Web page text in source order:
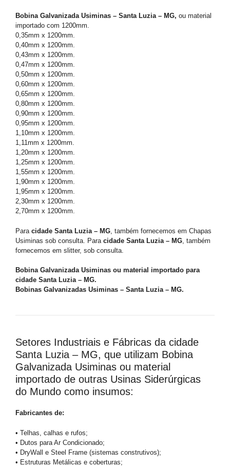
Bobina Galvanizada Usiminas – Santa Luzia – MG, ou material
importado com 1200mm.
0,35mm x 1200mm.
0,40mm x 1200mm.
0,43mm x 1200mm.
0,47mm x 1200mm.
0,50mm x 1200mm.
0,60mm x 1200mm.
0,65mm x 1200mm.
0,80mm x 1200mm.
0,90mm x 1200mm.
0,95mm x 1200mm.
1,10mm x 1200mm.
1,11mm x 1200mm.
1,20mm x 1200mm.
1,25mm x 1200mm.
1,55mm x 1200mm.
1,90mm x 1200mm.
1,95mm x 1200mm.
2,30mm x 1200mm.
2,70mm x 1200mm.
Para cidade Santa Luzia – MG , também fornecemos em Chapas
Usiminas sob consulta. Para cidade Santa Luzia – MG , também
fornecemos em slitter, sob consulta.
Bobina Galvanizada Usiminas ou material importado para
cidade Santa Luzia – MG.
Bobinas Galvanizadas Usiminas – Santa Luzia – MG.
Setores Industriais e Fábricas da cidade
Santa Luzia – MG, que utilizam Bobina
Galvanizada Usiminas ou material
importado de outras Usinas Siderúrgicas
do Mundo como insumos:
Fabricantes de:
• Telhas, calhas e rufos;
• Dutos para Ar Condicionado;
• DryWall e Steel Frame (sistemas construtivos);
• Estruturas Metálicas e coberturas;